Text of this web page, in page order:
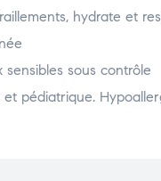
hydrate et
sensibles sous contrôle
pédiatrique.